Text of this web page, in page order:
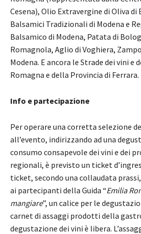
Cesena), Olio Extravergine di Oliva
Balsamici Tradizionali di Modena e
Balsamico di Modena, Patata di
Romagnola, Aglio di Voghiera,
Modena. E ancora le Strade dei vini e
Romagna e della Provincia di Ferrara.
Info e partecipazione
Per operare una corretta selezione
all’evento, indirizzando ad una
consumo consapevole dei vini e dei
regionali, è previsto un ticket
ticket, secondo una collaudata
ai partecipanti della Guida “Emilia
mangiare”, un calice per le
carnet di assaggi prodotti della
degustazione dei vini è libera.